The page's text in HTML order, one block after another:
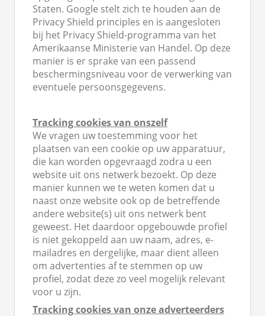
Staten. Google stelt zich te houden aan de
Privacy Shield principles en is aangesloten
bij het Privacy Shield-programma van het
Amerikaanse Ministerie van Handel. Op deze
manier is er sprake van een passend
beschermingsniveau voor de verwerking van
eventuele persoonsgegevens.
Tracking cookies van onszelf
We vragen uw toestemming voor het
plaatsen van een cookie op uw apparatuur,
die kan worden opgevraagd zodra u een
website uit ons netwerk bezoekt. Op deze
manier kunnen we te weten komen dat u
naast onze website ook op de betreffende
andere website(s) uit ons netwerk bent
geweest. Het daardoor opgebouwde profiel
is niet gekoppeld aan uw naam, adres, e-
mailadres en dergelijke, maar dient alleen
om advertenties af te stemmen op uw
profiel, zodat deze zo veel mogelijk relevant
voor u zijn.
Tracking cookies van onze adverteerders